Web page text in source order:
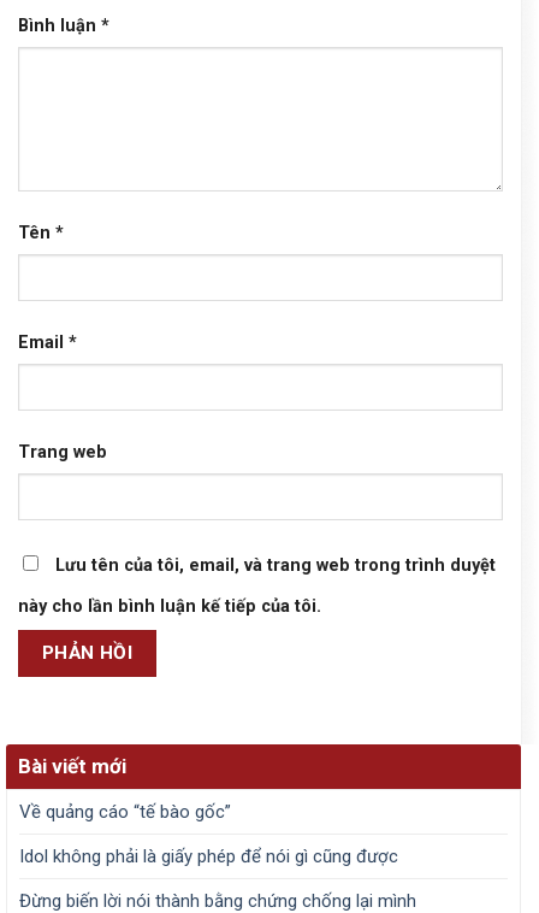
Bình luận *
Tên *
Email *
Trang web
Lưu tên của tôi, email, và trang web trong trình duyệt
này cho lần bình luận kế tiếp của tôi.
Bài viết mới
Về quảng cáo “tế bào gốc”
Idol không phải là giấy phép để nói gì cũng được
Đừng biến lời nói thành bằng chứng chống lại mình